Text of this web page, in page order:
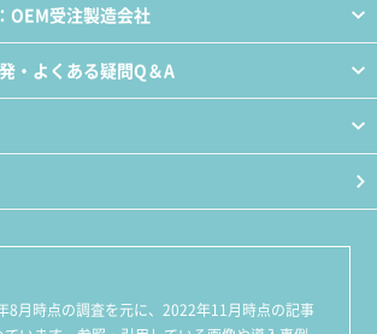
OEM受注製造会社
・よくある疑問Q＆A
8月時点の調査を元に、2022年11月時点の記事